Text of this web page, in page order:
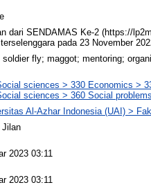
dari SENDAMAS Ke-2 (https://
pada 23 November
soldier fly; maggot; mentoring;
sciences > 330 Economics >
sciences > 360 Social
Al-Azhar Indonesia (UAI) >
Jilan
2023 03:11
2023 03:11